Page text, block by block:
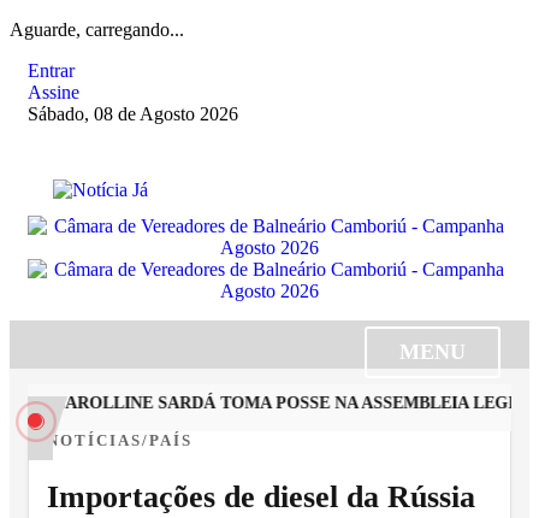
Aguarde, carregando...
Entrar
Assine
Sábado, 08 de Agosto 2026
MENU
CAROLLINE SARDÁ TOMA POSSE NA ASSEMBLEIA
NOTÍCIAS/PAÍS
Importações de diesel da Rússia